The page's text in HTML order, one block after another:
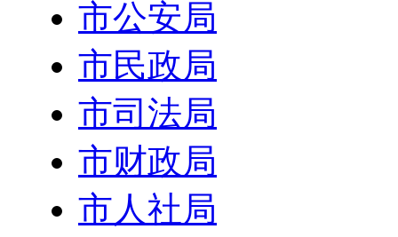
市公安局
市民政局
市司法局
市财政局
市人社局